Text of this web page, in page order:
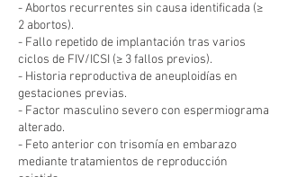
- Abortos recurrentes sin causa identificada (≥
2 abortos).
- Fallo repetido de implantación tras varios
ciclos de FIV/ICSI (≥ 3 fallos previos).
- Historia reproductiva de aneuploidías en
gestaciones previas.
- Factor masculino severo con espermiograma
alterado.
- Feto anterior con trisomía en embarazo
mediante tratamientos de reproducción